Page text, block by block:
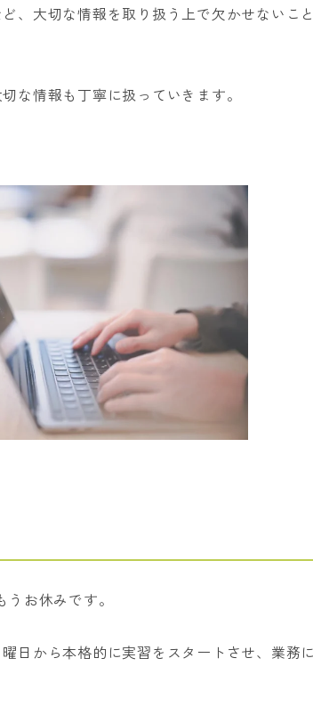
、大切な情報を取り扱う上で欠かせないこ
な情報も丁寧に扱っていきます。
お休みです。
日から本格的に実習をスタートさせ、業務